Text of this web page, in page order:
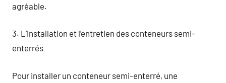
agréable.
3. L’installation et l’entretien des conteneurs semi-
enterrés
Pour installer un conteneur semi-enterré, une